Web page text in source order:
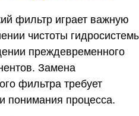
фильтр играет важную
чистоты
преждевременного
Замена
фильтра требует
понимания процесса.